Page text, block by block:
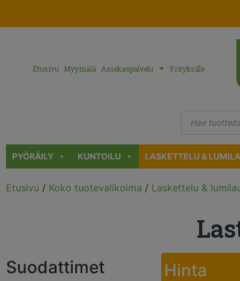
Etusivu Myymälä Asiakaspalvelu Yrityksille
PYÖRÄILY KUNTOILU LASKETTELU &
Etusivu / Koko tuotevalikoima / Laskettelu &
Suodattimet Hinta